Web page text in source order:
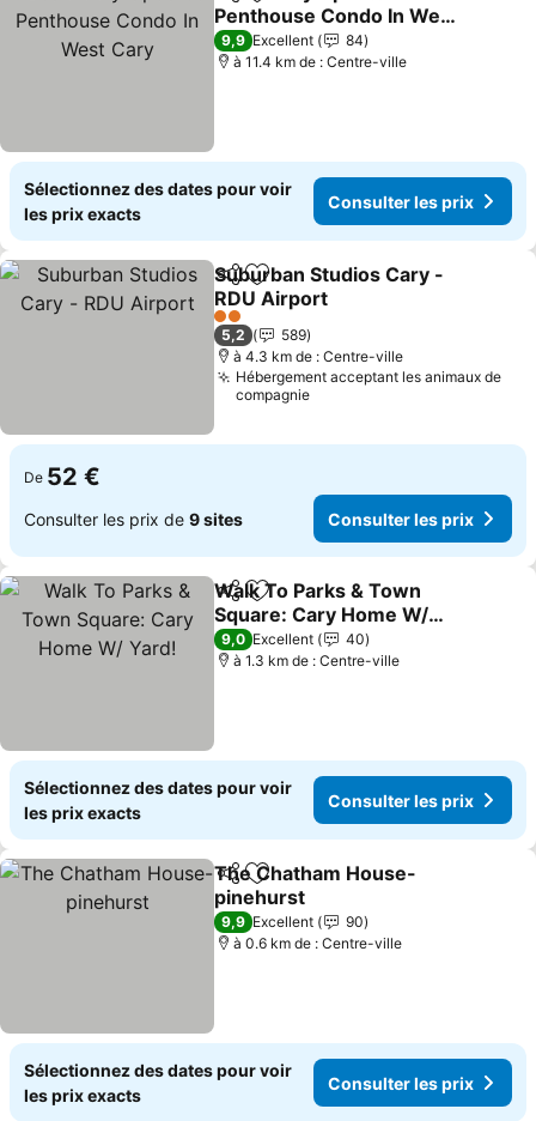
Penthouse Condo In West
Cary
Consulter les prix
9,9 Excellent
84
à 11.4 km de : Centre-ville
Sélectionnez des dates pour voir
les prix exacts
Consulter les prix
PartagerAjouter à mes favoris
Suburban Studios Cary -
RDU Airport
Consulter les prix
2 Étoiles
5,2
589
à 4.3 km de : Centre-ville
Hébergement acceptant les animaux de
compagnie
De 52 €
Consulter les prix de 9 sites Consulter les prix
PartagerAjouter à mes favoris
Walk To Parks & Town
Square: Cary Home W/
Yard!
Consulter les prix
9,0 Excellent
40
à 1.3 km de : Centre-ville
Sélectionnez des dates pour voir
les prix exacts
Consulter les prix
PartagerAjouter à mes favoris
The Chatham House-
pinehurst
Consulter les prix
9,9 Excellent
90
à 0.6 km de : Centre-ville
Sélectionnez des dates pour voir
les prix exacts
Consulter les prix